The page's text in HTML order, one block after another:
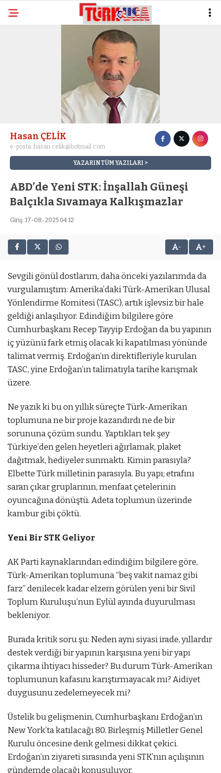
Hasan ÇELİK
e-posta: hasan.celik@hotmail.com
YAZARIN TÜM YAZILARI
ABD’de Yeni STK: İnşallah Güneşi
Balçıkla Sıvamaya Kalkışmazlar
Giriş: 17-08-2025 04:12
- +
Sevgili gönül dostlarım, daha önceki yazılarımda da
vurgulamıştım: Amerika’daki Türk-Amerikan Ulusal
Yönlendirme Komitesi (TASC), artık işlevsiz bir hale
geldiği anlaşılıyor. Edindiğim bilgilere göre
Cumhurbaşkanı Recep Tayyip Erdoğan da bu yapının
iç yüzünü fark etmiş olacak ki kapatılması yönünde
talimat vermiş. Erdoğan’ın direktifleriyle kurulan
TASC, yine Erdoğan’ın talimatıyla tarihe karışmak
üzere.
Ne yazık ki bu on yıllık süreçte Türk-Amerikan
toplumuna ne bir proje kazandırdı ne de bir
sorununa çözüm sundu. Yaptıkları tek şey
Türkiye’den gelen heyetleri ağırlamak, plaket
dağıtmak, hediyeler sunmaktı. Kimin parasıyla?
Elbette Türk milletinin parasıyla. Bu yapı; etrafını
saran çıkar gruplarının, menfaat çetelerinin
oyuncağına dönüştü. Adeta toplumun üzerinde
kambur gibi çöktü.
Yeni Bir STK Geliyor
AK Parti kaynaklarından edindiğim bilgilere göre,
Türk-Amerikan toplumuna “beş vakit namaz gibi
farz” denilecek kadar elzem görülen yeni bir Sivil
Toplum Kuruluşu’nun Eylül ayında duyurulması
bekleniyor.
Burada kritik soru şu: Neden aynı siyasi irade, yıllardır
destek verdiği bir yapının karşısına yeni bir yapı
çıkarma ihtiyacı hisseder? Bu durum Türk-Amerikan
toplumunun kafasını karıştırmayacak mı? Aidiyet
duygusunu zedelemeyecek mi?
Üstelik bu gelişmenin, Cumhurbaşkanı Erdoğan’ın
New York’ta katılacağı 80. Birleşmiş Milletler Genel
Kurulu öncesine denk gelmesi dikkat çekici.
Erdoğan’ın ziyareti sırasında yeni STK’nın açılışının
gündemde olacağı konuşuluyor.